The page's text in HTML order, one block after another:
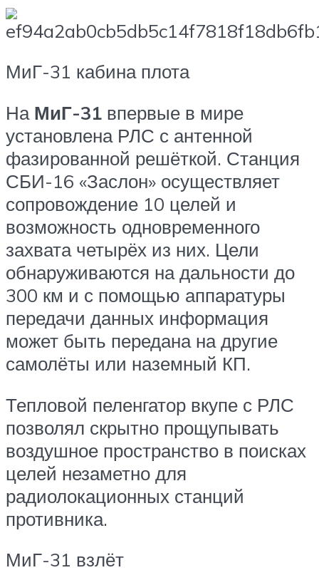
МиГ-31 кабина плота
На МиГ-31 впервые в мире
установлена РЛС с антенной
фазированной решёткой. Станция
СБИ-16 «Заслон» осуществляет
сопровождение 10 целей и
возможность одновременного
захвата четырёх из них. Цели
обнаруживаются на дальности до
300 км и с помощью аппаратуры
передачи данных информация
может быть передана на другие
самолёты или наземный КП.
Тепловой пеленгатор вкупе с РЛС
позволял скрытно прощупывать
воздушное пространство в поисках
целей незаметно для
радиолокационных станций
противника.
МиГ-31 взлёт